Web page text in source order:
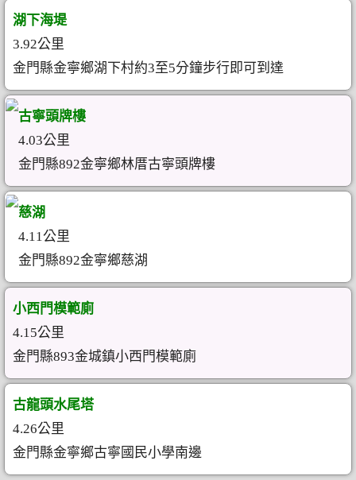
湖下海堤
3.92公里
金門縣金寧鄉湖下村約3至5分鐘步行即可到達
古寧頭牌樓
4.03公里
金門縣892金寧鄉林厝古寧頭牌樓
慈湖
4.11公里
金門縣892金寧鄉慈湖
小西門模範廁
4.15公里
金門縣893金城鎮小西門模範廁
古龍頭水尾塔
4.26公里
金門縣金寧鄉古寧國民小學南邊